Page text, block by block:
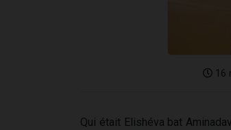
16
Qui était Elishéva bat